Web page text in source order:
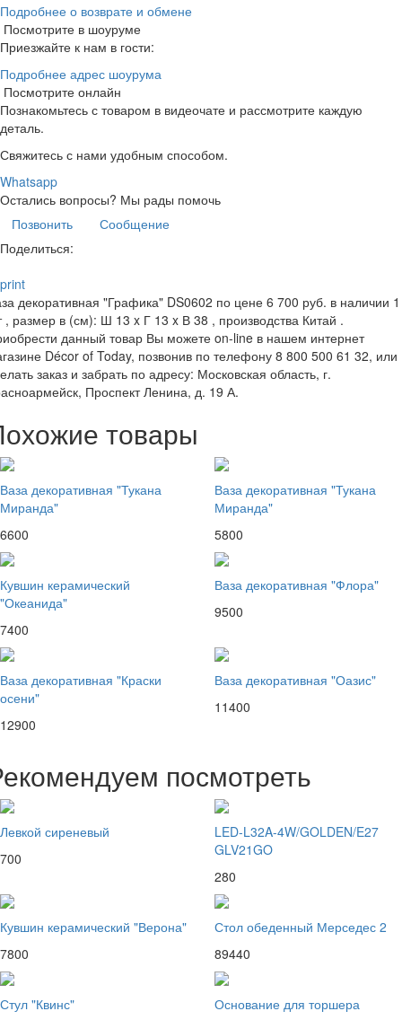
Подробнее о возврате и обмене
Посмотрите в шоуруме
Приезжайте к нам в гости:
Подробнее адрес шоурума
Посмотрите онлайн
Познакомьтесь с товаром в видеочате и рассмотрите каждую
деталь.
Свяжитесь с нами удобным способом.
Whatsapp
Остались вопросы? Мы рады помочь
Позвонить
Сообщение
Поделиться:
print
декоративная "Графика" DS0602 по цене 6 700 руб. в наличии 1
, размер в (см): Ш 13 x Г 13 x В 38 , производства Китай .
данный товар Вы можете on-line в нашем интернет
Décor of Today, позвонив по телефону 8 800 500 61 32, или
заказ и забрать по адресу: Московская область, г.
Проспект Ленина, д. 19 А.
товары
Ваза декоративная "Тукана
Миранда"
6600
Ваза декоративная "Тукана
Миранда"
5800
Кувшин керамический
"Океанида"
7400
Ваза декоративная "Флора"
9500
Ваза декоративная "Краски
осени"
12900
Ваза декоративная "Оазис"
11400
посмотреть
Левкой сиреневый
700
LED-L32A-4W/GOLDEN/E27
GLV21GO
280
Кувшин керамический "Верона"
7800
Стол обеденный Мерседес 2
89440
Стул "Квинс"
Основание для торшера